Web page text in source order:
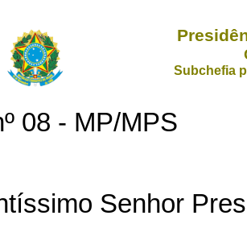
Subchefia
08 - MP/MPS
Senhor